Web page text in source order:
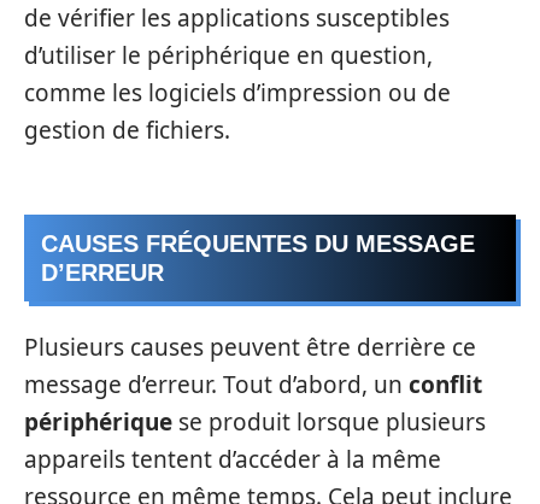
de vérifier les applications susceptibles
d’utiliser le périphérique en question,
comme les logiciels d’impression ou de
gestion de fichiers.
CAUSES FRÉQUENTES DU MESSAGE
D’ERREUR
Plusieurs causes peuvent être derrière ce
message d’erreur. Tout d’abord, un conflit
périphérique se produit lorsque plusieurs
appareils tentent d’accéder à la même
ressource en même temps. Cela peut inclure